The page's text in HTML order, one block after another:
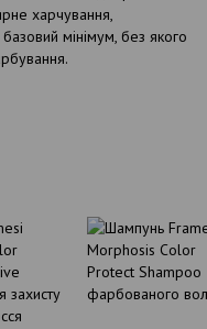
харчування,
мінімум, без якого